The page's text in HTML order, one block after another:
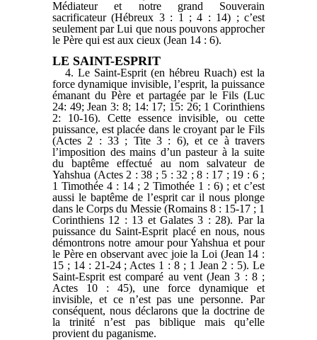
Médiateur et notre grand Souverain
sacrificateur (Hébreux 3 : 1 ; 4 : 14) ; c’est
seulement par Lui que nous pouvons approcher
le Père qui est aux cieux (Jean 14 : 6).
LE SAINT-ESPRIT
4. Le Saint-Esprit (en hébreu Ruach) est la
force dynamique invisible, l’esprit, la puissance
émanant du Père et partagée par le Fils (Luc
24: 49; Jean 3: 8; 14: 17; 15: 26; 1 Corinthiens
2: 10-16). Cette essence invisible, ou cette
puissance, est placée dans le croyant par le Fils
(Actes 2 : 33 ; Tite 3 : 6), et ce à travers
l’imposition des mains d’un pasteur à la suite
du baptême effectué au nom salvateur de
Yahshua (Actes 2 : 38 ; 5 : 32 ; 8 : 17 ; 19 : 6 ;
1 Timothée 4 : 14 ; 2 Timothée 1 : 6) ; et c’est
aussi le baptême de l’esprit car il nous plonge
dans le Corps du Messie (Romains 8 : 15-17 ; 1
Corinthiens 12 : 13 et Galates 3 : 28). Par la
puissance du Saint-Esprit placé en nous, nous
démontrons notre amour pour Yahshua et pour
le Père en observant avec joie la Loi (Jean 14 :
15 ; 14 : 21-24 ; Actes 1 : 8 ; 1 Jean 2 : 5). Le
Saint-Esprit est comparé au vent (Jean 3 : 8 ;
Actes 10 : 45), une force dynamique et
invisible, et ce n’est pas une personne. Par
conséquent, nous déclarons que la doctrine de
la trinité n’est pas biblique mais qu’elle
provient du paganisme.